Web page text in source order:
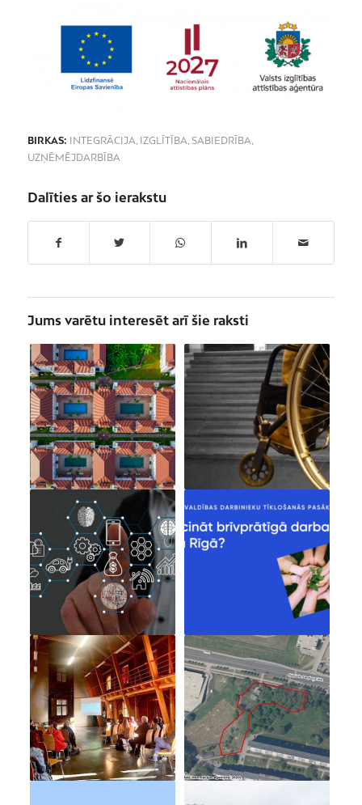
BIRKAS: INTEGRĀCIJA, IZGLĪTĪBA, SABIEDRĪBA,
UZŅĒMĒJDARBĪBA
Dalīties ar šo ierakstu
Jums varētu interesēt arī šie raksti